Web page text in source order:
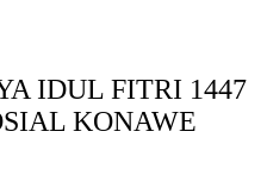
IDUL FITRI 1447
KONAWE